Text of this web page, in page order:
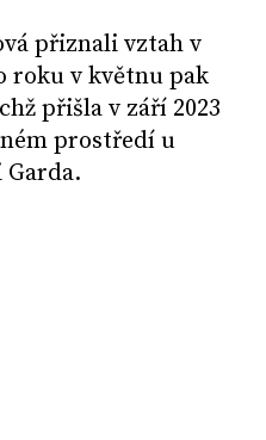
přiznali vztah v
roku v květnu pak
přišla v září 2023
prostředí u